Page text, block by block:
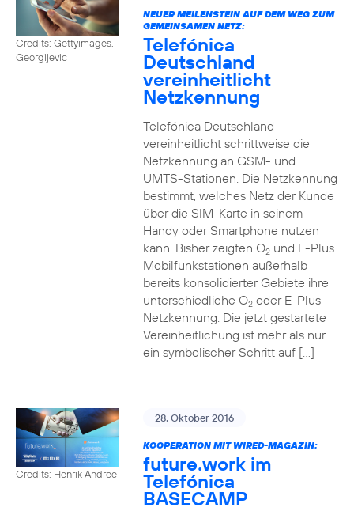
Credits: Gettyimages,
Georgijevic
NEUER MEILENSTEIN AUF DEM WEG ZUM
GEMEINSAMEN NETZ:
Telefónica
Deutschland
vereinheitlicht
Netzkennung
Telefónica Deutschland
vereinheitlicht schrittweise die
Netzkennung an GSM- und
UMTS-Stationen. Die Netzkennung
bestimmt, welches Netz der Kunde
über die SIM-Karte in seinem
Handy oder Smartphone nutzen
kann. Bisher zeigten O2und E-Plus
Mobilfunkstationen außerhalb
bereits konsolidierter Gebiete ihre
unterschiedliche O2oder E-Plus
Netzkennung. Die jetzt gestartete
Vereinheitlichung ist mehr als nur
ein symbolischer Schritt auf […]
Credits: Henrik Andree
28. Oktober 2016
KOOPERATION MIT WIRED-MAGAZIN:
future.work im
Telefónica
BASECAMP